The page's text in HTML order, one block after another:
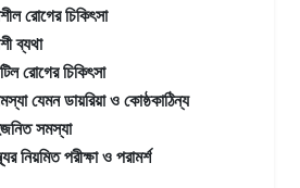
রোগের চিকিৎসা
ব্যথা
রোগের চিকিৎসা
যেমন ডায়রিয়া ও কোষ্ঠকাঠিন্য
সমস্যা
নিয়মিত পরীক্ষা ও পরামর্শ